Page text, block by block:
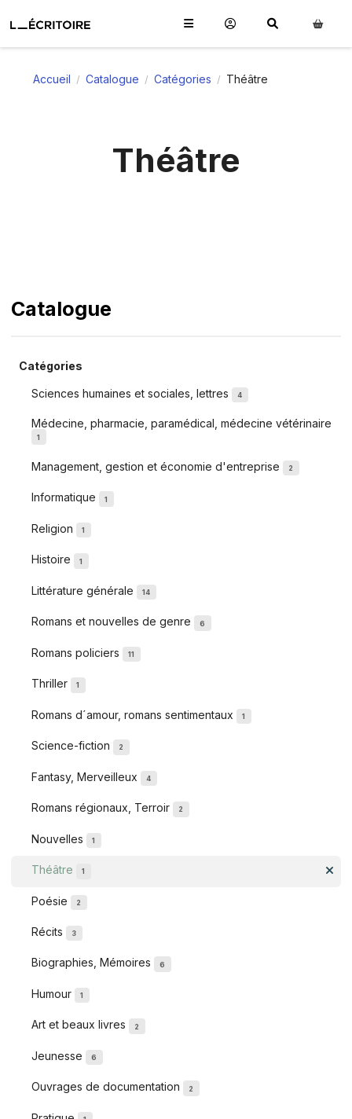
Accueil / Catalogue / Catégories / Théâtre
Théâtre
Catalogue
Catégories
Sciences humaines et sociales, lettres 4
Médecine, pharmacie, paramédical, médecine vétérinaire
1
Management, gestion et économie d'entreprise 2
Informatique 1
Religion 1
Histoire 1
Littérature générale 14
Romans et nouvelles de genre 6
Romans policiers 11
Thriller 1
Romans d´amour, romans sentimentaux 1
Science-fiction 2
Fantasy, Merveilleux 4
Romans régionaux, Terroir 2
Nouvelles 1
Théâtre 1
Poésie 2
Récits 3
Biographies, Mémoires 6
Humour 1
Art et beaux livres 2
Jeunesse 6
Ouvrages de documentation 2